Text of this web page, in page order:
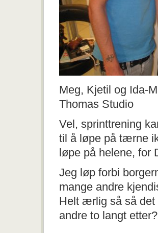
Meg, Kjetil og Ida-
Thomas Studio
Vel, sprinttrening
til å løpe på tærne
løpe på helene, for
Jeg løp forbi
mange andre
Helt ærlig så så det
andre to langt